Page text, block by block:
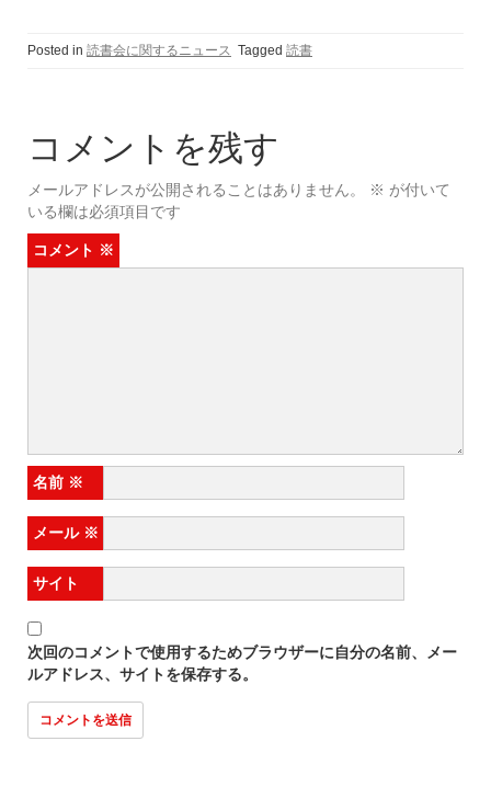
Posted in 読書会に関するニュース Tagged 読書
コメントを残す
メールアドレスが公開されることはありません。 ※ が付いて
いる欄は必須項目です
コメント ※
名前 ※
メール ※
サイト
次回のコメントで使用するためブラウザーに自分の名前、メー
ルアドレス、サイトを保存する。